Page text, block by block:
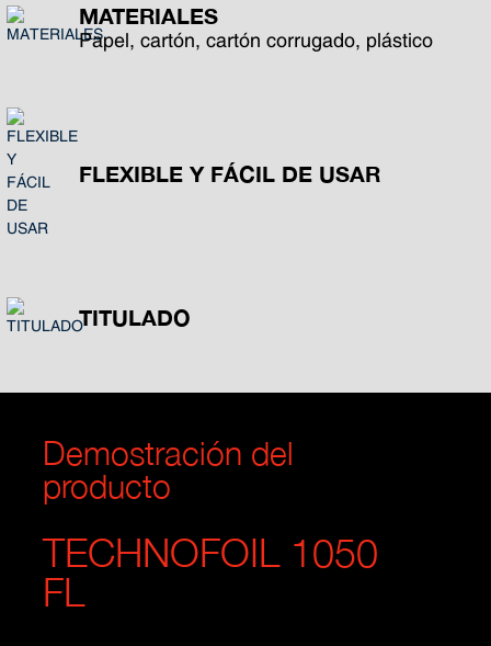
MATERIALES
Papel, cartón, cartón corrugado, plástico
FLEXIBLE Y FÁCIL DE USAR
TITULADO
Demostración del
producto
TECHNOFOIL 1050
FL